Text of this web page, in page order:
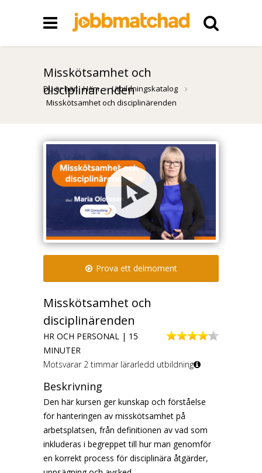
Misskötsamhet och
disciplinärenden
Du är här: Hem
Utbildningskatalog
Misskötsamhet och disciplinärenden
Prova ett delmoment
Misskötsamhet och
disciplinärenden
HR OCH PERSONAL | 15
MINUTER
Motsvarar 2 timmar lärarledd utbildning
Beskrivning
Den här kursen ger kunskap och förståelse
för hanteringen av misskötsamhet på
arbetsplatsen, från definitionen av vad som
inkluderas i begreppet till hur man genomför
en korrekt process för disciplinära åtgärder,